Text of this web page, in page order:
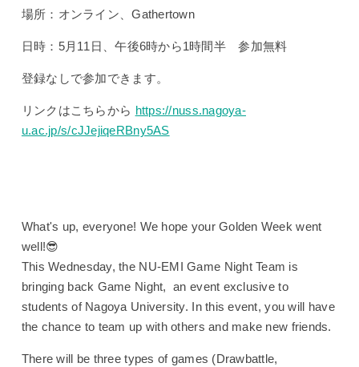
場所：オンライン、Gathertown
日時：5月11日、午後6時から1時間半 参加無料
登録なしで参加できます。
リンクはこちらから https://nuss.nagoya-
u.ac.jp/s/cJJejiqeRBny5AS
What's up, everyone! We hope your Golden Week went
well!😎
This Wednesday, the NU-EMI Game Night Team is
bringing back Game Night, an event exclusive to
students of Nagoya University. In this event, you will have
the chance to team up with others and make new friends.
There will be three types of games (Drawbattle,